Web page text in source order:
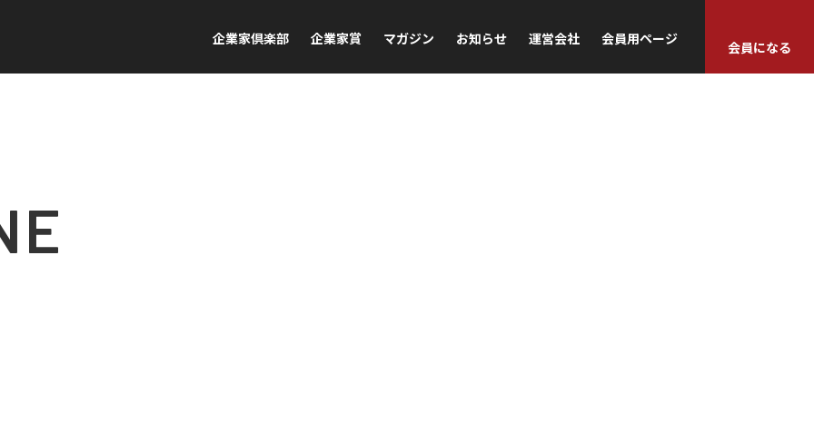
企業家倶楽部 企業家賞 マガジン お知らせ 運営会社 会員用ページ
会員になる